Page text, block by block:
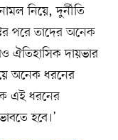
নিয়ে, দুর্নীতি
পরে তাদের অনেক
ঐতিহাসিক দায়ভার
অনেক ধরনের
এই ধরনের
হবে।’